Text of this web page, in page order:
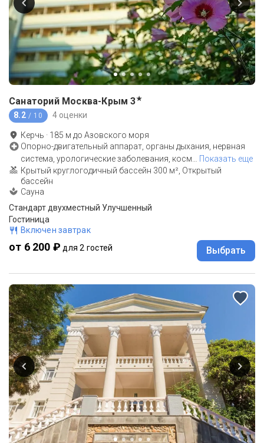
Санаторий Москва-Крым 3★
8.2 / 10 4 оценки
Керчь · 185 м до Азовского моря
Опорно-двигательный аппарат, органы дыхания, нервная
система, урологические заболевания, косм
Показать еще
Крытый круглогодичный бассейн 300 м², Открытый
бассейн
Сауна
Стандарт двухместный Улучшенный
Гостиница
Включен завтрак
от 6 200 ₽ для 2 гостей Выбрать